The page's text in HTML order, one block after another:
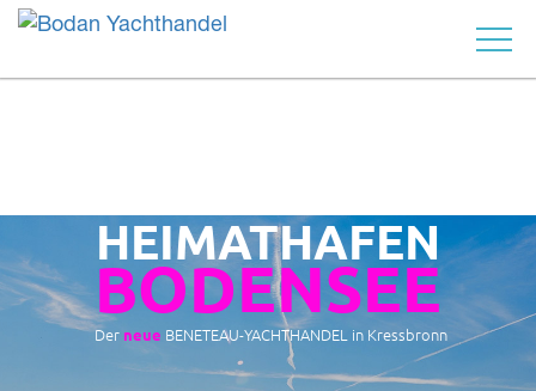
YACHT
HEIMATHAFEN
BODENSEE
Der neue BENETEAU-YACHTHANDEL in Kressbronn